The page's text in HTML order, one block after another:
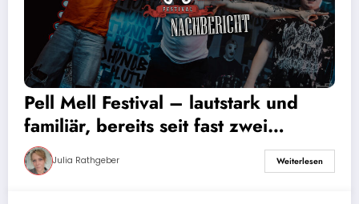
Pell Mell Festival – lautstark und
familiär, bereits seit fast zwei
Jahrzehnten
Julia Rathgeber Weiterlesen